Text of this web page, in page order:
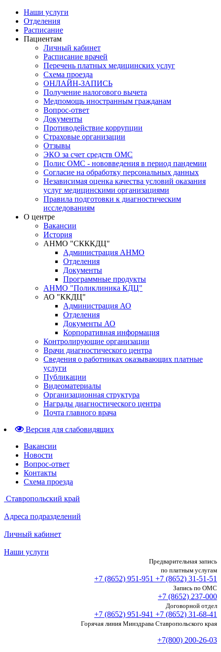
Наши услуги
Отделения
Расписание
Пациентам
Личный кабинет
Расписание врачей
Перечень платных медицинских услуг
Схема проезда
ОНЛАЙН-ЗАПИСЬ
Получение налогового вычета
Медпомощь иностранным гражданам
Вопрос-ответ
Документы
Противодействие коррупции
Страховые организации
Отзывы
ЭКО за счет средств ОМС
Полис ОМС - нововведения в период пандемии
Согласие на обработку персональных данных
Независимая оценка качества условий оказания
услуг медицинскими организациями
Правила подготовки к диагностическим
исследованиям
О центре
Вакансии
История
АНМО "СКККДЦ"
Администрация АНМО
Отделения
Документы
Программные продукты
АНМО "Поликлиника КДЦ"
АО "ККДЦ"
Администрация АО
Отделения
Документы АО
Корпоративная информация
Контролирующие организации
Врачи диагностического центра
Сведения о работниках оказывающих платные
услуги
Публикации
Видеоматериалы
Организационная структура
Награды диагностического центра
Почта главного врача
Версия для слабовидящих
Вакансии
Новости
Вопрос-ответ
Контакты
Схема проезда
Ставропольский край
Адреса подразделений
Личный кабинет
Наши услуги
Предварительная запись
по платным услугам
+7 (8652) 951-951 +7 (8652) 31-51-51
Запись по ОМС
+7 (8652) 237-000
Договорной отдел
+7 (8652) 951-941 +7 (8652) 31-68-41
Горячая линия Минздрава Ставропольского края
+7(800) 200-26-03